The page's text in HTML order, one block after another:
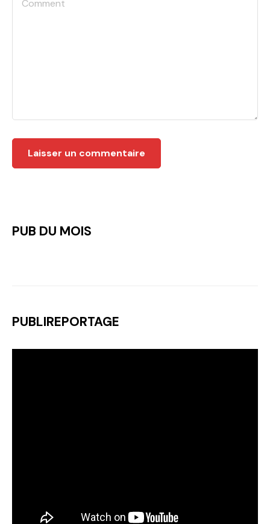
PUB DU MOIS
PUBLIREPORTAGE